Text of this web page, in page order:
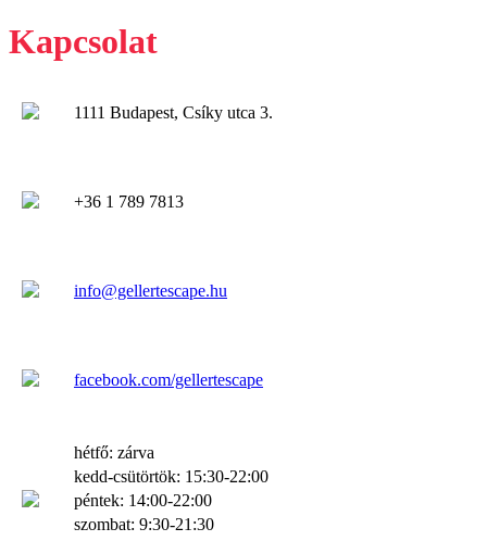
Kapcsolat
1111 Budapest, Csíky utca 3.
+36 1 789 7813
info@gellertescape.hu
facebook.com/gellertescape
hétfő: zárva
kedd-csütörtök: 15:30-22:00
péntek: 14:00-22:00
szombat: 9:30-21:30